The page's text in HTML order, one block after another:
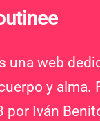
una web
y alma.
por Iván